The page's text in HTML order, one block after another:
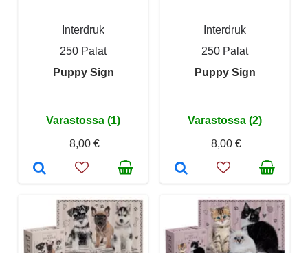
Interdruk
250 Palat
Puppy Sign
Varastossa (1)
8,00 €
Interdruk
250 Palat
Puppy Sign
Varastossa (2)
8,00 €